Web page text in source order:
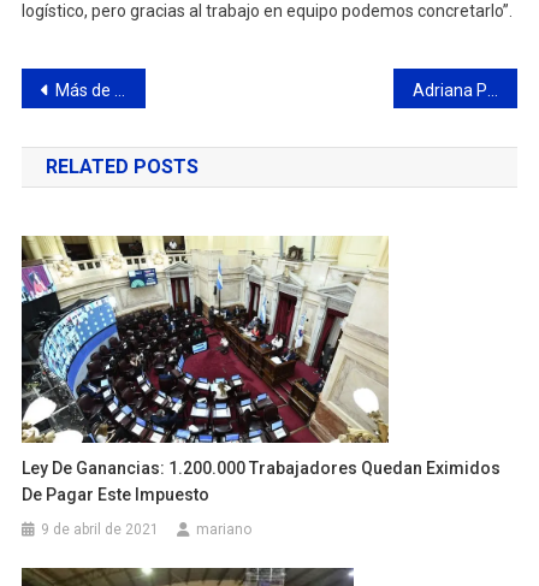
logístico, pero gracias al trabajo en equipo podemos concretarlo”.
Navegación
de
entradas
Más de 700 vecinos ya se inscribieron al programa “Terminá la secundaria” Adriana Pozzi: “basta de gritas”
RELATED POSTS
Ley De Ganancias: 1.200.000 Trabajadores Quedan Eximidos
De Pagar Este Impuesto
9 de abril de 2021 mariano